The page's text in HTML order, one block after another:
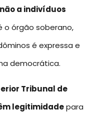
não a indivíduos
o órgão soberano,
é expressa e
democrática.
Tribunal de
legitimidadepara